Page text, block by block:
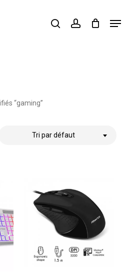
searchaccount
“gaming”
Tri par défaut
Close